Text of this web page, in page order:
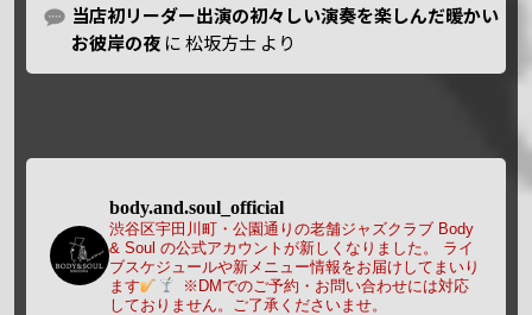
当店初リーダー出演の初々しい演奏を楽しんだ暖かい
お彼岸の夜 に松坂方士 より
body.and.soul_official
渋谷区宇田川町・公園通りの老舗ジャズクラブ Body
& Soul の公式アカウントが新しくなりました。
ライ
ブスケジュールや新メニュー情報をお届けしてまいり
ます
※DMでのご予約・お問い合わせには対応
しておりません。ご了承くださいませ。